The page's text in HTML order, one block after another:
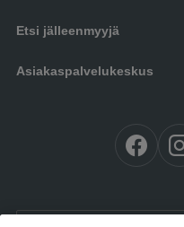
Etsi jälleenmyyjä
Asiakaspalvelukeskus